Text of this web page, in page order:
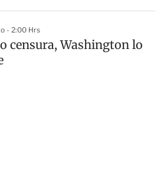
- 2:00 Hrs
censura, Washington lo